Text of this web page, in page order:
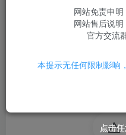
登录后
点击
点击
点击
网站免责申明
网站售后说明
官方交流
本提示无任何限制影响